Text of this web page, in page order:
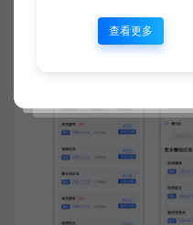
查看更多